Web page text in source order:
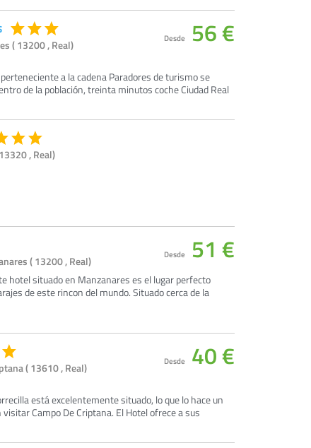
( 13200 , Real)
a la cadena Paradores de turismo se
de la población, treinta minutos coche Ciudad Real
Desde 56 €
, Real)
( 13200 , Real)
hotel situado en Manzanares es el lugar perfecto
de este rincon del mundo. Situado cerca de la
Desde 51 €
( 13610 , Real)
está excelentemente situado, lo que lo hace un
Campo De Criptana. El Hotel ofrece a sus
Desde 40 €